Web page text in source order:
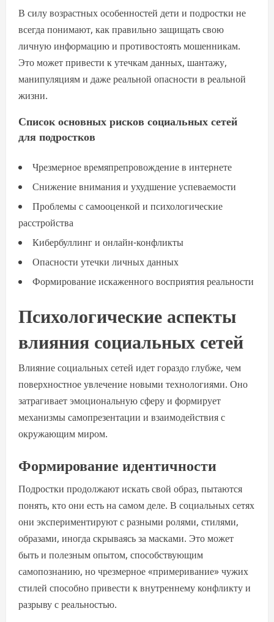
В силу возрастных особенностей дети и подростки не
всегда понимают, как правильно защищать свою
личную информацию и противостоять мошенникам.
Это может привести к утечкам данных, шантажу,
манипуляциям и даже реальной опасности в реальной
жизни.
Список основных рисков социальных сетей
для подростков
Чрезмерное времяпрепровождение в интернете
Снижение внимания и ухудшение успеваемости
Проблемы с самооценкой и психологические
расстройства
Кибербуллинг и онлайн-конфликты
Опасности утечки личных данных
Формирование искаженного восприятия реальности
Психологические аспекты
влияния социальных сетей
Влияние социальных сетей идет гораздо глубже, чем
поверхностное увлечение новыми технологиями. Оно
затрагивает эмоциональную сферу и формирует
механизмы самопрезентации и взаимодействия с
окружающим миром.
Формирование идентичности
Подростки продолжают искать свой образ, пытаются
понять, кто они есть на самом деле. В социальных сетях
они экспериментируют с разными ролями, стилями,
образами, иногда скрываясь за масками. Это может
быть и полезным опытом, способствующим
самопознанию, но чрезмерное «примеривание» чужих
стилей способно привести к внутреннему конфликту и
разрыву с реальностью.